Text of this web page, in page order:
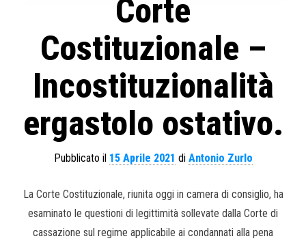
Corte
Costituzionale –
Incostituzionalità
ergastolo ostativo.
Pubblicato il 15 Aprile 2021 di Antonio Zurlo
La Corte Costituzionale, riunita oggi in camera di consiglio, ha
esaminato le questioni di legittimità sollevate dalla Corte di
cassazione sul regime applicabile ai condannati alla pena